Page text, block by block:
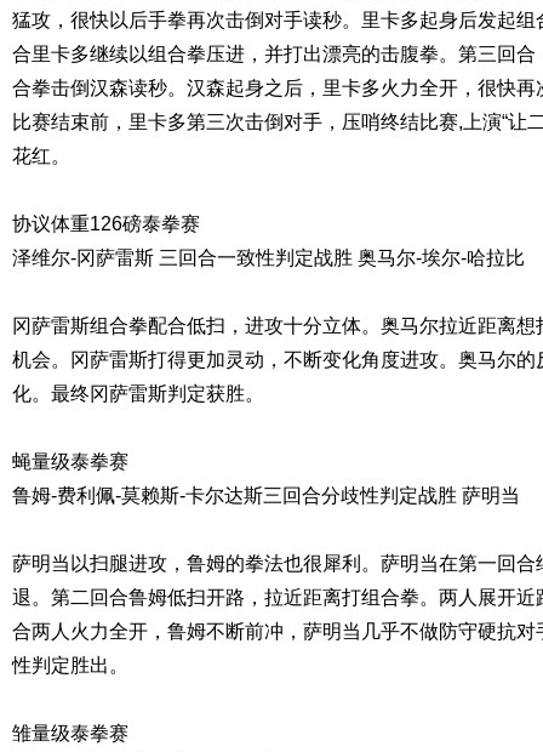
猛攻，很快以后手拳再次击倒对手读秒。里卡多起身后发起
合里卡多继续以组合拳压进，并打出漂亮的击腹拳。第三回
合拳击倒汉森读秒。汉森起身之后，里卡多火力全开，很快
比赛结束前，里卡多第三次击倒对手，压哨终结比赛,上演“让
花红。
协议体重126磅泰拳赛
泽维尔-冈萨雷斯 三回合一致性判定战胜 奥马尔-埃尔-哈拉比
冈萨雷斯组合拳配合低扫，进攻十分立体。奥马尔拉近距离
机会。冈萨雷斯打得更加灵动，不断变化角度进攻。奥马尔
化。最终冈萨雷斯判定获胜。
蝇量级泰拳赛
鲁姆-费利佩-莫赖斯-卡尔达斯三回合分歧性判定战胜 萨明当
萨明当以扫腿进攻，鲁姆的拳法也很犀利。萨明当在第一回
退。第二回合鲁姆低扫开路，拉近距离打组合拳。两人展开
合两人火力全开，鲁姆不断前冲，萨明当几乎不做防守硬抗
性判定胜出。
雏量级泰拳赛